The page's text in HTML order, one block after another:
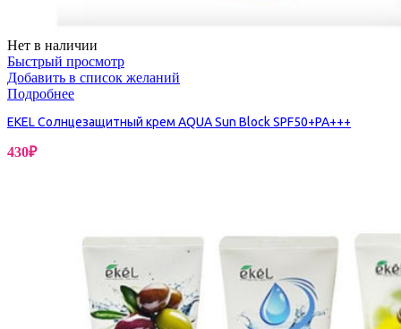
Нет в наличии
Быстрый просмотр
Добавить в список желаний
Подробнее
EKEL Солнцезащитный крем AQUA Sun Block SPF50+PA+++
430₽